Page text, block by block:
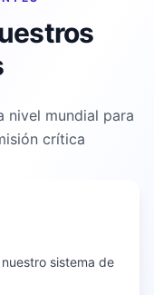
nivel mundial para
crítica
sistema de